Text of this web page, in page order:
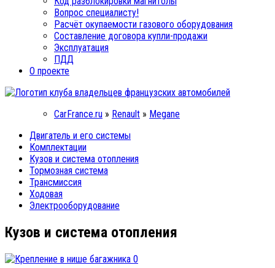
Вопрос специалисту!
Расчёт окупаемости газового оборудования
Составление договора купли-продажи
Эксплуатация
ПДД
О проекте
CarFrance.ru » Renault » Megane
Двигатель и его системы
Комплектации
Кузов и система отопления
Тормозная система
Трансмиссия
Ходовая
Электрооборудование
Кузов и система отопления
0